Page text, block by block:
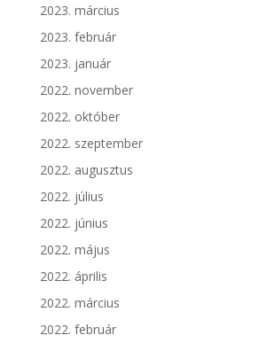
2023. március
2023. február
2023. január
2022. november
2022. október
2022. szeptember
2022. augusztus
2022. július
2022. június
2022. május
2022. április
2022. március
2022. február